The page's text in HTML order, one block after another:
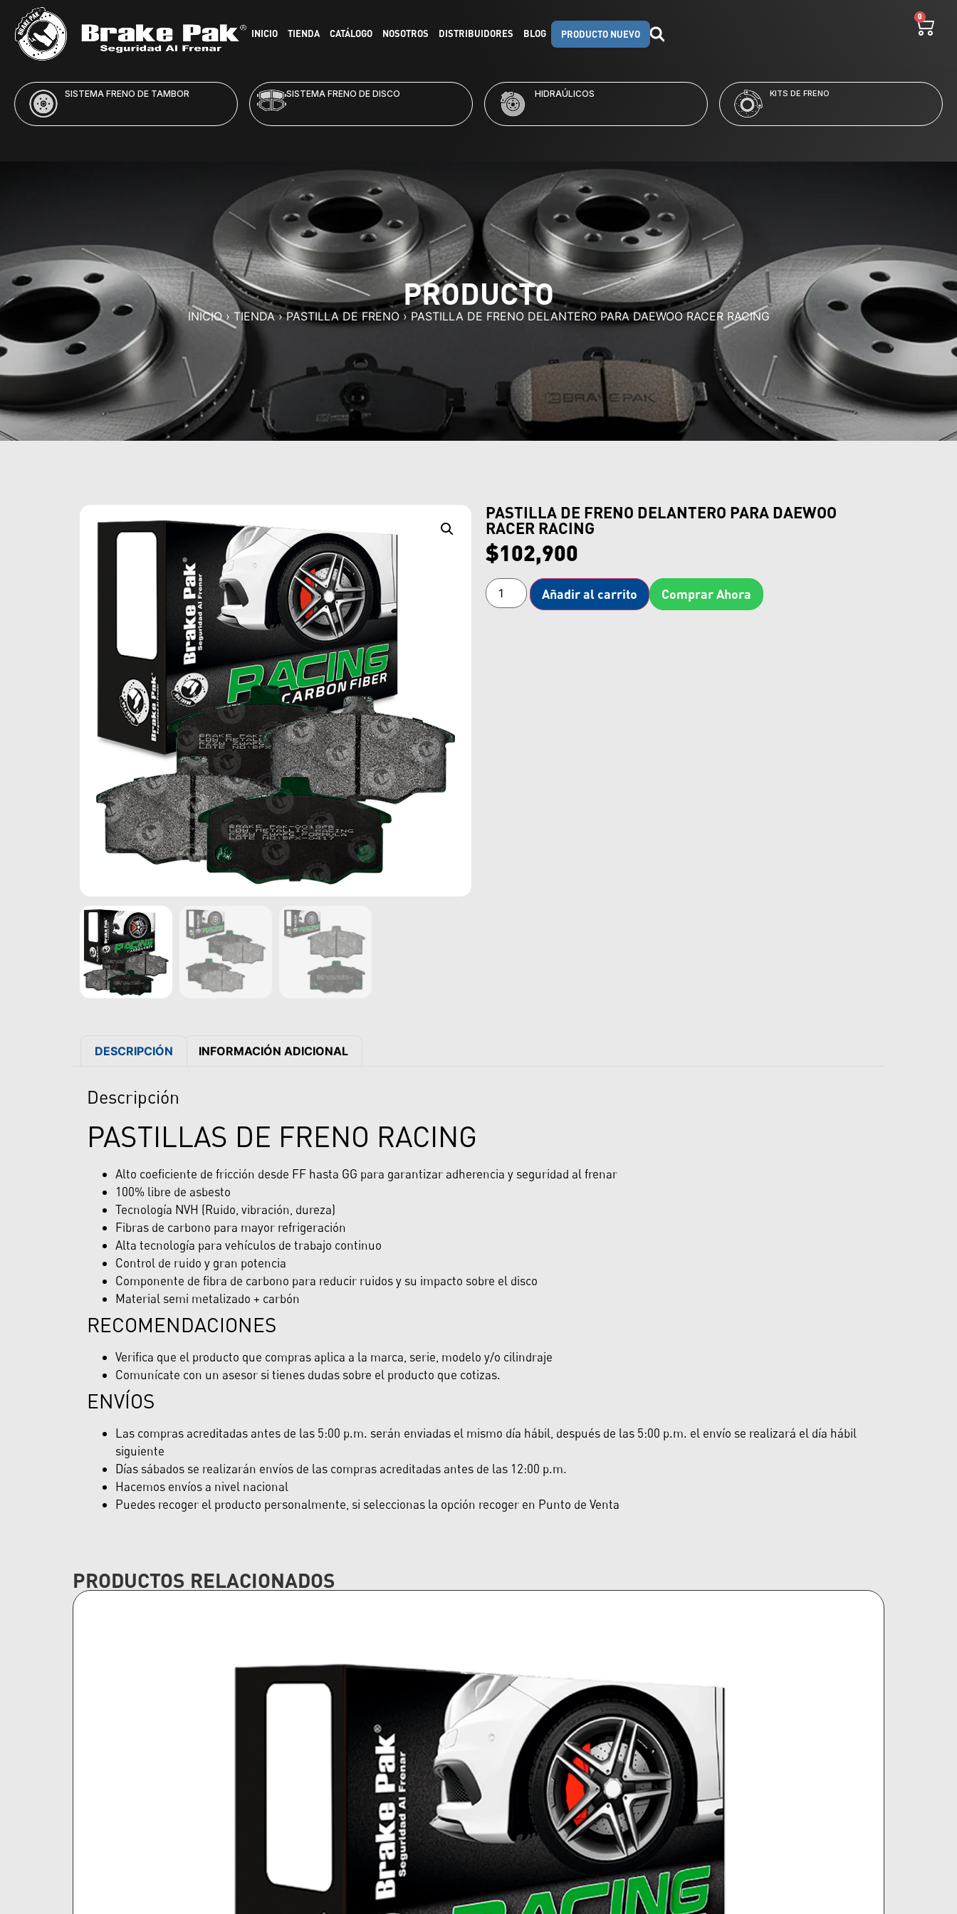
INICIO TIENDA CATÁLOGO NOSOTROS DISTRIBUIDORES BLOG PRODUCTO NUEVO
0
SISTEMA FRENO DE DISCO HIDRAÚLICOS LÍQUIDO Y LIMPIADORES
PRODUCTO
INICIO› TIENDA›PASTILLA DE FRENO› PASTILLA DE FRENO DELANTERO PARA DAEWOO RACER RACING
PASTILLA DE FRENO DELANTERO PARA DAEWOO
RACER RACING
$102,900
Añadir al carrito Comprar Ahora
DESCRIPCIÓN INFORMACIÓN ADICIONAL
Descripción
PASTILLAS DE FRENO RACING
Alto coeficiente de fricción desde FF hasta GG para garantizar adherencia y seguridad al frenar
100% libre de asbesto
Tecnología NVH (Ruido, vibración, dureza)
Fibras de carbono para mayor refrigeración
Alta tecnología para vehículos de trabajo continuo
Control de ruido y gran potencia
Componente de fibra de carbono para reducir ruidos y su impacto sobre el disco
Material semi metalizado + carbón
RECOMENDACIONES
Verifica que el producto que compras aplica a la marca, serie, modelo y/o cilindraje
Comunícate con un asesor si tienes dudas sobre el producto que cotizas.
ENVÍOS
Las compras acreditadas antes de las 5:00 p.m. serán enviadas el mismo día hábil, después de las 5:00 p.m. el envío se realizará el día hábil
siguiente
Días sábados se realizarán envíos de las compras acreditadas antes de las 12:00 p.m.
Hacemos envíos a nivel nacional
Puedes recoger el producto personalmente, si seleccionas la opción recoger en Punto de Venta
PRODUCTOS RELACIONADOS